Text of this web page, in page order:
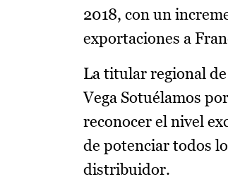
2018, con un
exportaciones a
La titular regional
Vega Sotuélamos
reconocer el nivel
de potenciar todos
distribuidor.